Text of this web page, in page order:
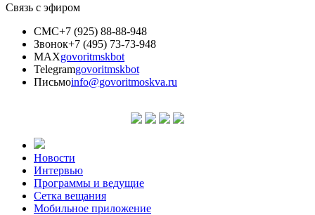
Связь с эфиром
СМС+7 (925) 88-88-948
Звонок+7 (495) 73-73-948
MAXgovoritmskbot
Telegramgovoritmskbot
Письмоinfo@govoritmoskva.ru
Новости
Интервью
Программы и ведущие
Сетка вещания
Мобильное приложение